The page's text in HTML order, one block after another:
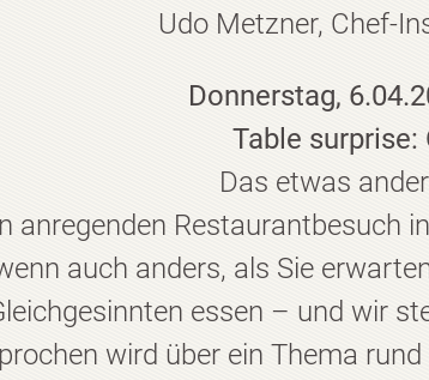
Udo Metzner, Chef-
Donnerstag,
Table
Das etwas
anregenden Restaurantbesuch
auch anders, als Sie
essen – und wir
wird über ein Thema